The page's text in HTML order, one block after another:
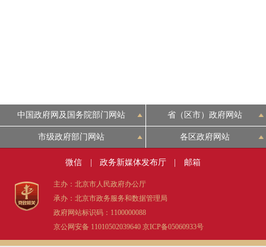
中国政府网及国务院部门网站 省（区市）政府网站
市级政府部门网站 各区政府网站
微信 政务新媒体发布厅 邮箱
主办：北京市人民政府办公厅
承办：北京市政务服务和数据管理局
政府网站标识码：1100000088
京公网安备 11010502039640 京ICP备05060933号